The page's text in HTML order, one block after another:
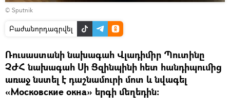
տեսանյութը
© Sputnik
Բաժանորդագրվել
Ռուսաստանի նախագահ Վլադիմիր Պուտինը
ՉԺՀ նախագահ Սի Ցզինպինի հետ հանդիպումից
առաջ նստել է դաշնամուրի մոտ և նվագել
«Московские окна» երգի մեղեդին։